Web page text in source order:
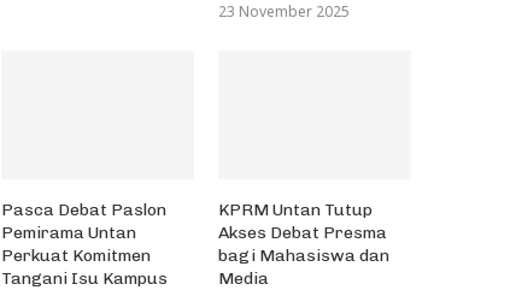
23 November 2025
Pasca Debat Paslon
Pemirama Untan
Perkuat Komitmen
Tangani Isu Kampus
KPRM Untan Tutup
Akses Debat Presma
bagi Mahasiswa dan
Media